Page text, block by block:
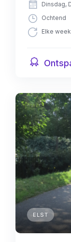
Dinsdag,
Ochtend
Elke week
ELST